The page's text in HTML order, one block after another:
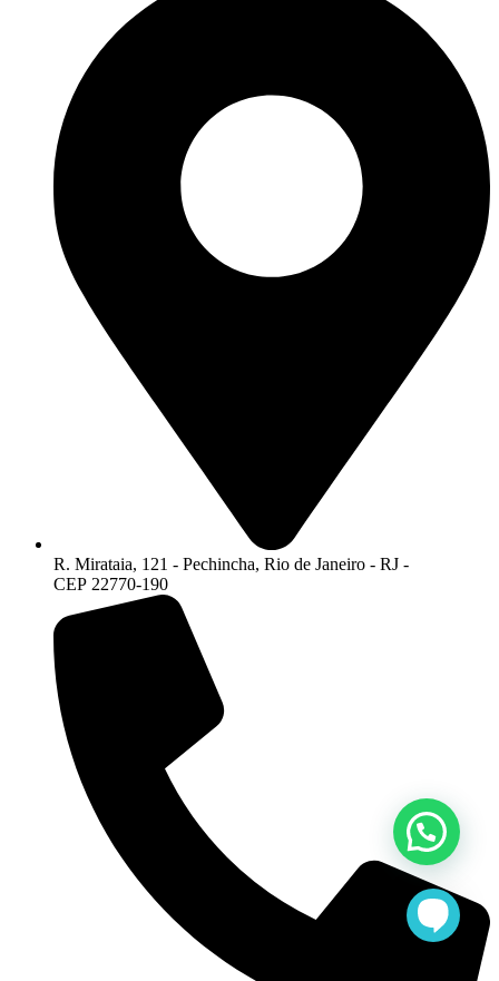
R. Mirataia, 121 - Pechincha, Rio de Janeiro - RJ -
CEP 22770-190